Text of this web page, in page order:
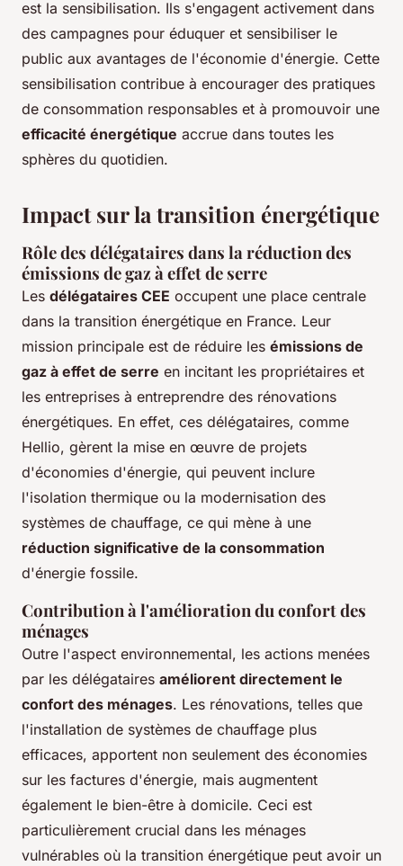
est la sensibilisation. Ils s'engagent activement dans
des campagnes pour éduquer et sensibiliser le
public aux avantages de l'économie d'énergie. Cette
sensibilisation contribue à encourager des pratiques
de consommation responsables et à promouvoir une
efficacité énergétique accrue dans toutes les
sphères du quotidien.
Impact sur la transition énergétique
Rôle des délégataires dans la réduction des
émissions de gaz à effet de serre
Les délégataires CEE occupent une place centrale
dans la transition énergétique en France. Leur
mission principale est de réduire les émissions de
gaz à effet de serre en incitant les propriétaires et
les entreprises à entreprendre des rénovations
énergétiques. En effet, ces délégataires, comme
Hellio, gèrent la mise en œuvre de projets
d'économies d'énergie, qui peuvent inclure
l'isolation thermique ou la modernisation des
systèmes de chauffage, ce qui mène à une
réduction significative de la consommation
d'énergie fossile.
Contribution à l'amélioration du confort des
ménages
Outre l'aspect environnemental, les actions menées
par les délégataires améliorent directement le
confort des ménages. Les rénovations, telles que
l'installation de systèmes de chauffage plus
efficaces, apportent non seulement des économies
sur les factures d'énergie, mais augmentent
également le bien-être à domicile. Ceci est
particulièrement crucial dans les ménages
vulnérables où la transition énergétique peut avoir un